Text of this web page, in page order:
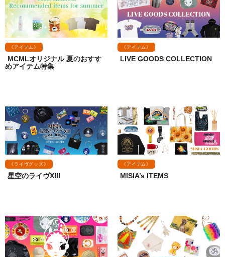
《アイテム》
MCMLオリジナル 夏のおすす
めアイテム特集
《アイテム》
LIVE GOODS COLLECTION
《ライヴグッズ》
星空のライヴXIII
《アイテム》
MISIA’s ITEMS